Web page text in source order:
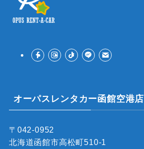
オーパスレンタカー函館空港店
〒042-0952
北海道函館市高松町510-1